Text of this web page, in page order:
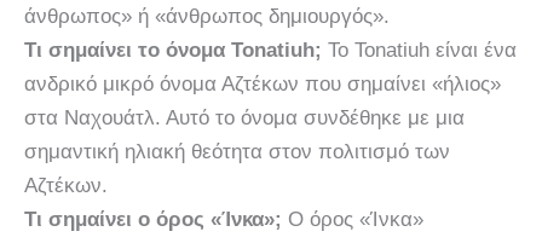
άνθρωπος» ή «άνθρωπος δημιουργός».
Τι σημαίνει το όνομα Tonatiuh; Το Tonatiuh είναι ένα
ανδρικό μικρό όνομα Αζτέκων που σημαίνει «ήλιος»
στα Ναχουάτλ. Αυτό το όνομα συνδέθηκε με μια
σημαντική ηλιακή θεότητα στον πολιτισμό των
Αζτέκων.
Τι σημαίνει ο όρος «Ίνκα»; Ο όρος «Ίνκα»